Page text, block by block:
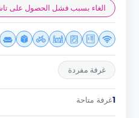
الغاء بسبب فشل الحصول على
غرفة مفردة
1غرفة متاحة